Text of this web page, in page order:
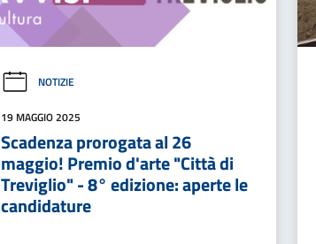
NOTIZIE
19 MAGGIO 2025
Scadenza prorogata al 26
maggio! Premio d'arte "Città di
Treviglio" - 8° edizione: aperte le
candidature